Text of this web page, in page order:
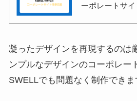
ーポレートサ
凝ったデザインを再現するのは
ンプルなデザインのコーポレー
SWELLでも問題なく制作できま